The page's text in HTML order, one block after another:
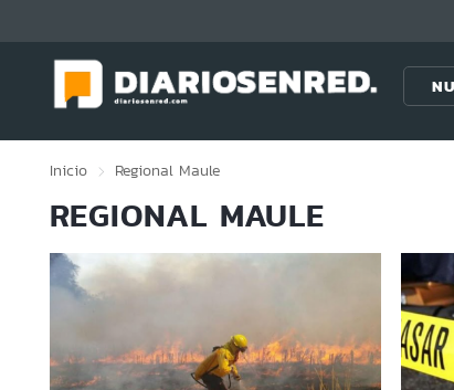
Inicio Regional Maule
REGIONAL MAULE